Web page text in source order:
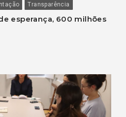
Transparência
esperança, 600 milhões